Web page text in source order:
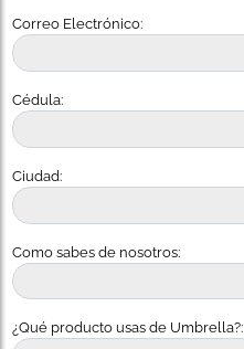
Correo Electrónico:
Cédula:
Ciudad:
Como sabes de nosotros:
¿Qué producto usas de Umbrella?: